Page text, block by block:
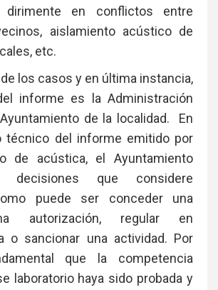
dirimente en conflictos entre
aislamiento acústico de
etc.
los casos y en última instancia,
informe es la Administración
de la localidad. En
técnico del informe emitido por
de acústica, el Ayuntamiento
decisiones que considere
puede ser conceder una
autorización, regular en
o sancionar una actividad. Por
que la competencia
laboratorio haya sido probada y